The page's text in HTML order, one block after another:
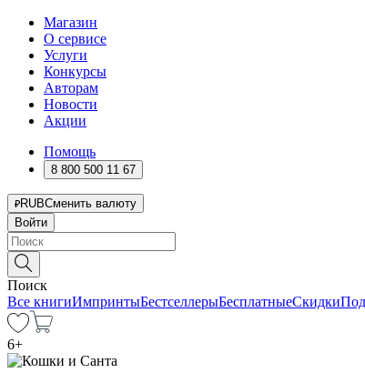
Магазин
О сервисе
Услуги
Конкурсы
Авторам
Новости
Акции
Помощь
8 800 500 11 67
RUBСменить валюту
Войти
Поиск
Все книгиИмпринтыБестселлерыБесплатныеСкидки
6+